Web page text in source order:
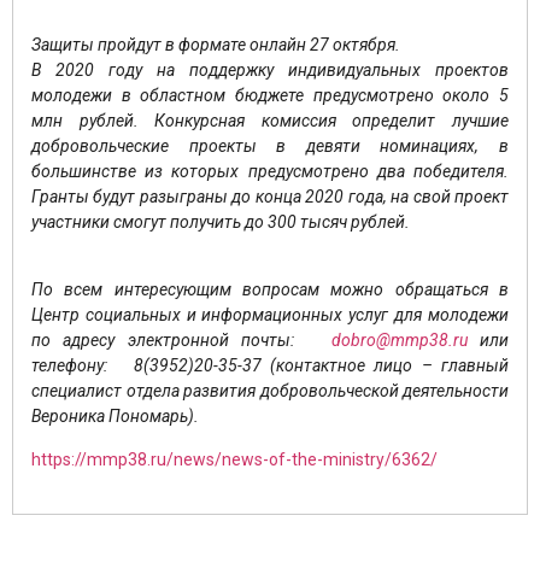
Защиты пройдут в формате онлайн 27 октября.
В 2020 году на поддержку индивидуальных проектов
молодежи в областном бюджете предусмотрено около 5
млн рублей. Конкурсная комиссия определит лучшие
добровольческие проекты в девяти номинациях, в
большинстве из которых предусмотрено два победителя.
Гранты будут разыграны до конца 2020 года, на свой проект
участники смогут получить до 300 тысяч рублей.
По всем интересующим вопросам можно обращаться в
Центр социальных и информационных услуг для молодежи
по адресу электронной почты: dobro@mmp38.ruили
телефону: 8(3952)20-35-37 (контактное лицо – главный
специалист отдела развития добровольческой деятельности
Вероника Пономарь).
https://mmp38.ru/news/news-of-the-ministry/6362/